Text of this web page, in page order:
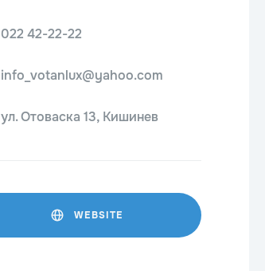
022 42-22-22
info_votanlux@yahoo.com
ул. Отоваска 13, Кишинев
WEBSITE